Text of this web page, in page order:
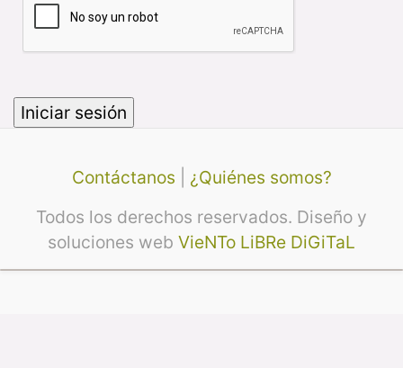
Contáctanos
¿Quiénes somos?
Todos los derechos reservados. Diseño y
soluciones web VieNTo LiBRe DiGiTaL